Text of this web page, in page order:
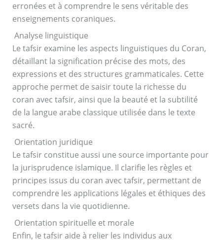
erronées et à comprendre le sens véritable des
enseignements coraniques.
Analyse linguistique
Le tafsir examine les aspects linguistiques du Coran,
détaillant la signification précise des mots, des
expressions et des structures grammaticales. Cette
approche permet de saisir toute la richesse du
coran avec tafsir, ainsi que la beauté et la subtilité
de la langue arabe classique utilisée dans le texte
sacré.
Orientation juridique
Le tafsir constitue aussi une source importante pour
la jurisprudence islamique. Il clarifie les règles et
principes issus du coran avec tafsir, permettant de
comprendre les applications légales et éthiques des
versets dans la vie quotidienne.
Orientation spirituelle et morale
Enfin, le tafsir aide à relier les individus aux